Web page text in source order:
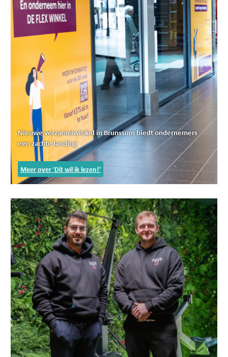
Nieuwe verzamelwinkel in Brunssum biedt ondernemers
een zachte landing
Meer over 'Dit wil ik lezen!'